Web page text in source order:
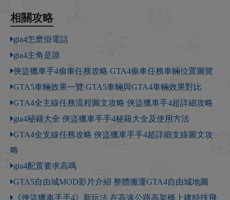
相關攻略
gta4怎麽掛電話
gta4主角是誰
俠盜獵車手4偷車任務攻略 GTA4偷車任務車輛位置圖覽
GTA5車輛效果一覽 GTA5車輛與GTA4車輛效果對比
GTA4全主線任務流程圖文攻略 俠盜獵車手4超詳細攻略
gta4秘籍大全 俠盜獵車手手4秘籍大全及使用方法
GTA4全支線任務攻略 俠盜獵車手手4超詳細支線圖文攻
略
gta4配置要求高嗎
GTA5自由城MOD影片介紹 整體搬運GTA4自由城地圖
《俠盜獵車手手4》新玩法 在高速公路高架橋上建特技飛